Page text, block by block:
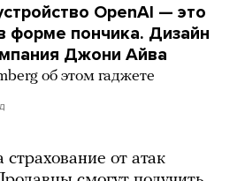
OpenAI — это
форме пончика. Дизайн
Джони Айва
об этом гаджете
от атак